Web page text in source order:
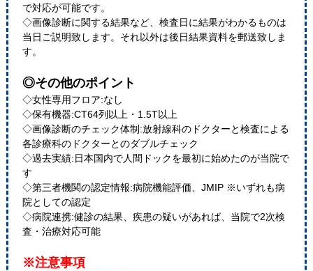
で対応が可能です。
◇画像診断に関する結果など、検査日に結果がわかるものは
当日ご説明致します。それ以外は後日結果資料を郵送致しま
す。
◎その他のポイント
◇女性専用フロア:なし
◇保有機器:CT64列以上・1.5T以上
◇画像診断のチェック体制:放射線科のドクターと検査による
各診療科のドクターとのダブルチェック
◇過去実績:日本国内で人間ドックを最初に始めたのが当院で
す
◇第三者機関の認定情報:病院機能評価、JMIP ※いずれも病
院としての認定
◇病院連携:健診の結果、疾患の疑いがあれば、当院で2次検
査・治療対応可能
※注意事項